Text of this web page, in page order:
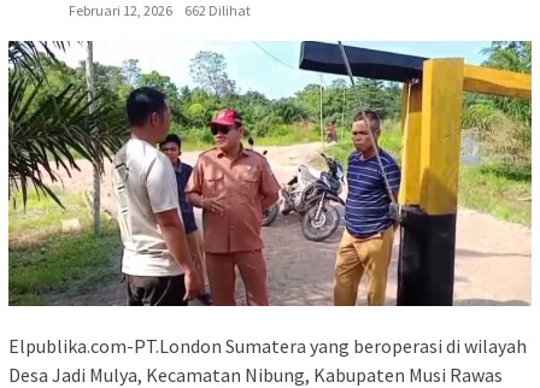
Februari 12, 2026
662 Dilihat
Elpublika.com-PT.London Sumatera yang beroperasi di wilayah
Desa Jadi Mulya, Kecamatan Nibung, Kabupaten Musi Rawas